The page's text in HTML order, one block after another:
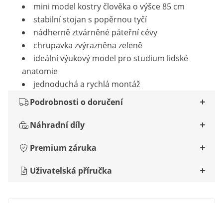
mini model kostry člověka o výšce 85 cm
stabilní stojan s popěrnou tyčí
nádherně ztvárněné páteřní cévy
chrupavka zvýrazněna zeleně
ideální výukový model pro studium lidské
anatomie
jednoduchá a rychlá montáž
Podrobnosti o doručení
Náhradní díly
Premium záruka
Uživatelská příručka